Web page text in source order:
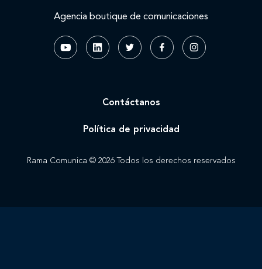
Agencia boutique de comunicaciones
Rama Comunica © 2026 Todos los derechos reservados
Contáctanos
Política de privacidad